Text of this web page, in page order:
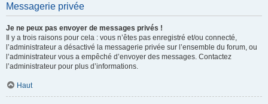
Messagerie privée
Je ne peux pas envoyer de messages privés !
Il y a trois raisons pour cela : vous n’êtes pas enregistré et/ou connecté,
l’administrateur a désactivé la messagerie privée sur l’ensemble du forum, ou
l’administrateur vous a empêché d’envoyer des messages. Contactez
l’administrateur pour plus d’informations.
Haut